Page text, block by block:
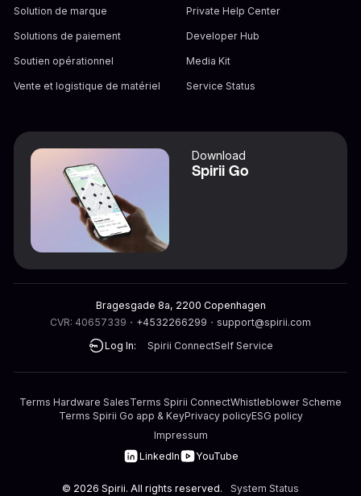
Solution de marque
Solutions de paiement
Soutien opérationnel
Vente et logistique de matériel
Private Help Center
Developer Hub
Media Kit
Service Status
Download
Spirii Go
Bragesgade 8a, 2200 Copenhagen
CVR: 40657339 ・ +4532266299 ・ support@spirii.com
Log In:
Spirii ConnectSelf Service
Terms Hardware SalesTerms Spirii ConnectWhistleblower Scheme
Terms Spirii Go app & KeyPrivacy policyESG policy
Impressum
LinkedIn
YouTube
© 2026 Spirii. All rights reserved. System Status